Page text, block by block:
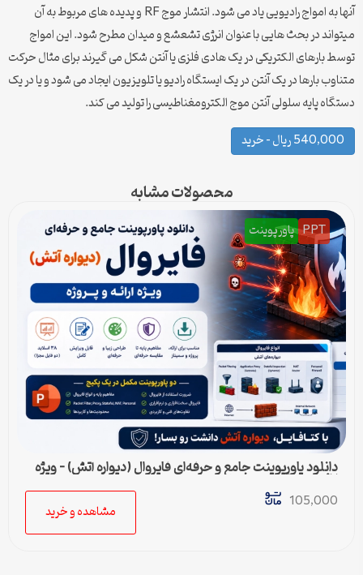
آنها به امواج رادیویی یاد می شود. انتشار موج RF و پدیده های مربوط به آن
میتواند در بحث هایی با عنوان انرژی تشعشع و میدان مطرح شود. این امواج
توسط بارهای الکتریکی در یک هادی فلزی یا آنتن شکل می گیرند برای مثال حرکت
متناوب بارها در یک آنتن در یک ایستگاه رادیو یا تلویزیون ایجاد می شود و یا در یک
دستگاه پایه سلولی آنتن موج الکترومغناطیسی را تولید می کند.
540,000 ریال – خرید
محصولات مشابه
PPT پاورپوینت
دانلود پاورپوینت جامع و حرفه‌ای فایروال (دیواره آتش) – ویژه
ارائه و پروژه
105,000
مشاهده و خرید